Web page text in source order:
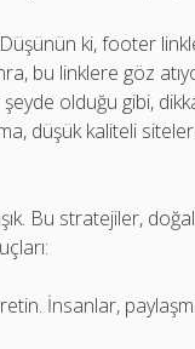
ki, footer
bu linklere göz
olduğu gibi,
düşük kaliteli
Bu stratejiler,
İnsanlar,